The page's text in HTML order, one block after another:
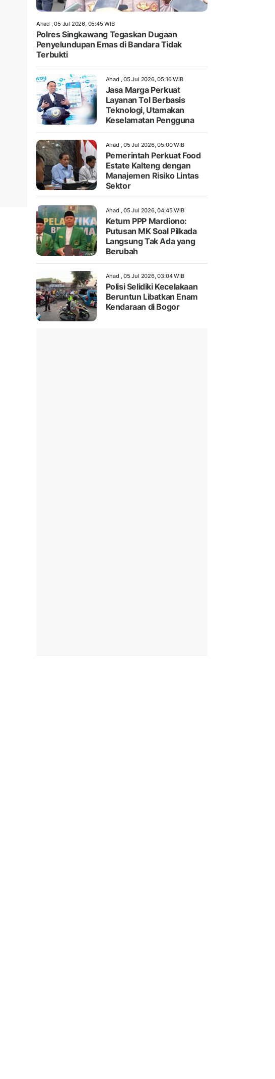
Ahad , 05 Jul 2026, 05:45 WIB
Polres Singkawang Tegaskan Dugaan
Penyelundupan Emas di Bandara Tidak
Terbukti
Ahad , 05 Jul 2026, 05:16 WIB
Jasa Marga Perkuat
Layanan Tol Berbasis
Teknologi, Utamakan
Keselamatan Pengguna
Ahad , 05 Jul 2026, 05:00 WIB
Pemerintah Perkuat Food
Estate Kalteng dengan
Manajemen Risiko Lintas
Sektor
Ahad , 05 Jul 2026, 04:45 WIB
Ketum PPP Mardiono:
Putusan MK Soal Pilkada
Langsung Tak Ada yang
Berubah
Ahad , 05 Jul 2026, 03:04 WIB
Polisi Selidiki Kecelakaan
Beruntun Libatkan Enam
Kendaraan di Bogor